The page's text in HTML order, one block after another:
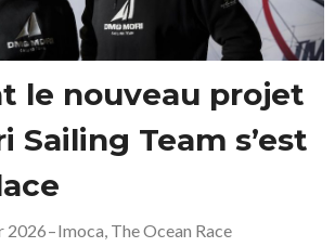
le nouveau projet
Sailing Team s’est
2026–Imoca, The Ocean Race